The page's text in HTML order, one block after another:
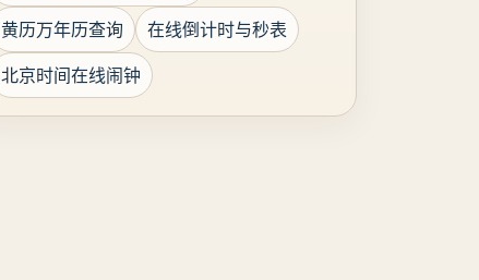
黄历万年历查询
在线倒计时与秒表
北京时间在线闹钟